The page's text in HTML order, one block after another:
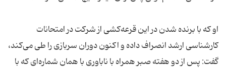
او كه با برنده شدن در این قرعه‌كشی از شركت در امتحانات
كارشناسی ارشد انصراف داده و اكنون دوران سربازی را طی می‌كند،
گفت: پس از دو هفته صبر همراه با ناباوری با همان شماره‌ای كه با